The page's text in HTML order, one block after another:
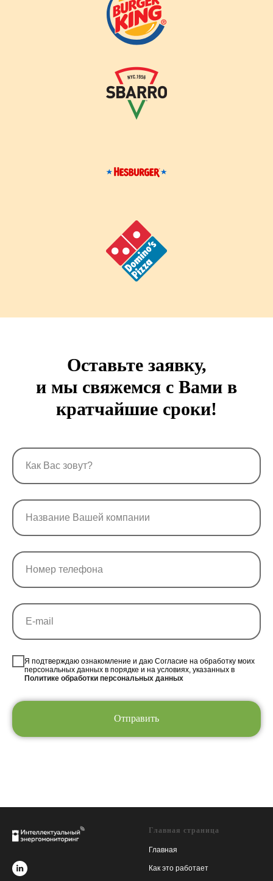
Оставьте заявку,
и мы свяжемся с Вами в
кратчайшие сроки!
Я подтверждаю ознакомление и даю Согласие на обработку моих
персональных данных в порядке и на условиях, указанных в
Политике обработки персональных данных
Отправить
Главная страница
Главная
Как это работает